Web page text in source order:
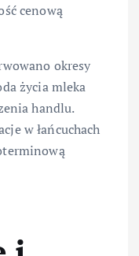
cenową
okresy
życia mleka
handlu.
w łańcuchach